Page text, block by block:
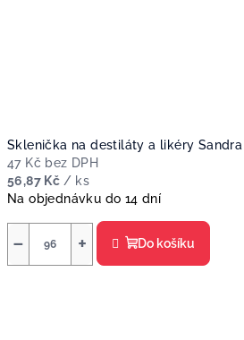
Sklenička na destiláty a likéry
47 Kč bez DPH
56,87 Kč / ks
Na objednávku do 14 dní
+
− Do košíku